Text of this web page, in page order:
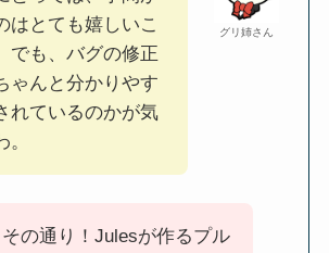
グリ姉さん
はとても嬉しいこ
でも、バグの修正
ゃんと分かりやす
れているのかが気
その通り！Julesが作るプル